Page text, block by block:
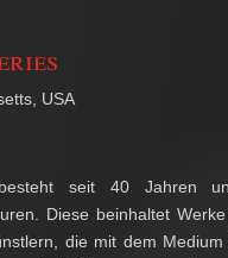
USA
seit 40 Jahren
Diese beinhaltet
die mit dem